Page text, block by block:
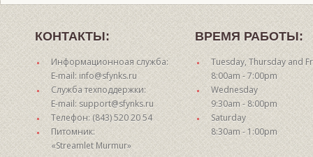
КОНТАКТЫ:
Информационноая служба:
E-mail: info@sfynks.ru
Служба техподдержки:
E-mail: support@sfynks.ru
Телефон: (843) 520 20 54
Питомник:
«Streamlet Murmur»
ВРЕМЯ РАБОТЫ:
Tuesday, Thursday and
8:00am - 7:00pm
Wednesday
9:30am - 8:00pm
Saturday
8:30am - 1:00pm